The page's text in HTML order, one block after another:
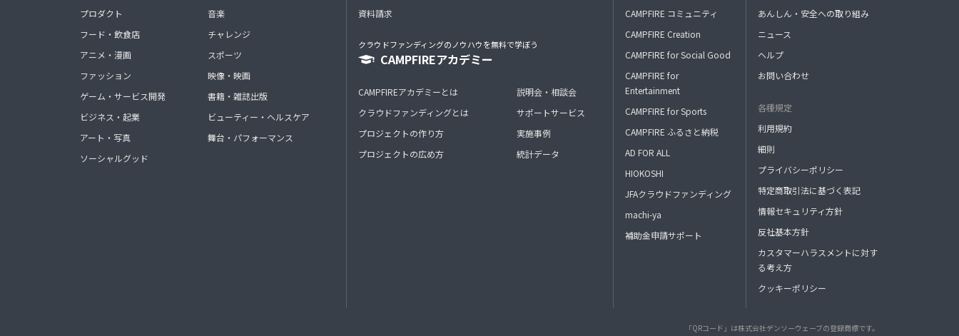
プロダクト
フード・飲食店
アニメ・漫画
ファッション
ゲーム・サービス開発
ビジネス・起業
アート・写真
ソーシャルグッド
音楽
チャレンジ
スポーツ
映像・映画
書籍・雑誌出版
ビューティー・ヘルスケア
舞台・パフォーマンス
資料請求
クラウドファンディングのノウハウを無料で学ぼう
CAMPFIREアカデミー
CAMPFIREアカデミーとは
クラウドファンディングとは
プロジェクトの作り方
プロジェクトの広め方
説明会・相談会
サポートサービス
実施事例
統計データ
CAMPFIRE コミュニティ
CAMPFIRE Creation
CAMPFIRE for Social Good
CAMPFIRE for
Entertainment
CAMPFIRE for Sports
CAMPFIRE ふるさと納税
AD FOR ALL
HIOKOSHI
JFAクラウドファンディング
machi-ya
補助金申請サポート
あんしん・安全への取り組み
ニュース
ヘルプ
お問い合わせ
各種規定
利用規約
細則
プライバシーポリシー
特定商取引法に基づく表記
情報セキュリティ方針
反社基本方針
カスタマーハラスメントに対す
る考え方
クッキーポリシー
「QRコード」は株式会社デンソーウェーブの登録商標です。